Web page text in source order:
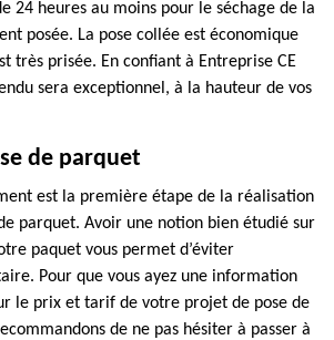
24 heures au moins pour le séchage de la
posée. La pose collée est économique
très prisée. En confiant à Entreprise CE
sera exceptionnel, à la hauteur de vos
de parquet
est la première étape de la réalisation
parquet. Avoir une notion bien étudié sur
paquet vous permet d’éviter
Pour que vous ayez une information
le prix et tarif de votre projet de pose de
de ne pas hésiter à passer à